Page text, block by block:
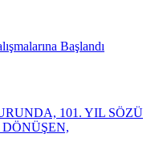
Başlandı
101. YIL SÖZÜ